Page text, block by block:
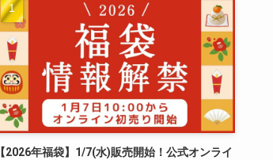
【2026年福袋】1/7(水)販売開始！公式オンライ